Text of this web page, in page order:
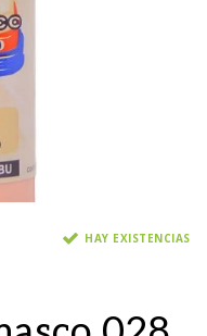
HAY EXISTENCIAS